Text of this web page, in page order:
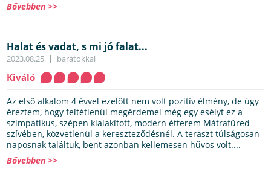
Bővebben >>
Halat és vadat, s mi jó falat...
2023.08.25 barátokkal
Kiváló
Az első alkalom 4 évvel ezelőtt nem volt pozitív élmény, de úgy
éreztem, hogy feltétlenül megérdemel még egy esélyt ez a
szimpatikus, szépen kialakított, modern étterem Mátrafüred
szívében, közvetlenül a kereszteződésnél. A teraszt túlságosan
naposnak találtuk, bent azonban kellemesen hűvös volt....
Bővebben >>